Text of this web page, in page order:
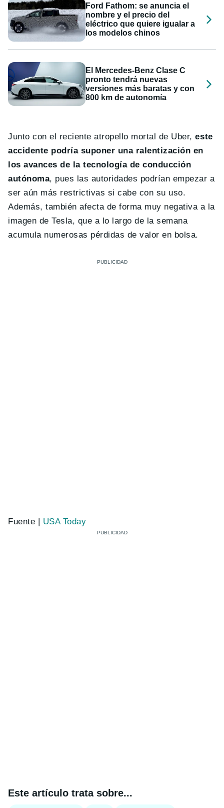
Ford Fathom: se anuncia el
nombre y el precio del
eléctrico que quiere igualar a
los modelos chinos
El Mercedes-Benz Clase C
pronto tendrá nuevas
versiones más baratas y con
800 km de autonomía
Junto con el reciente atropello mortal de Uber,este
accidente podría suponer una ralentización en
los avances de la tecnología de conducción
autónoma, pues las autoridades podrían empezar a
ser aún más restrictivas si cabe con su uso.
Además, también afecta de forma muy negativa a la
imagen de Tesla, que a lo largo de la semana
acumula numerosas pérdidas de valor en bolsa.
Fuente | USA Today
Este artículo trata sobre...